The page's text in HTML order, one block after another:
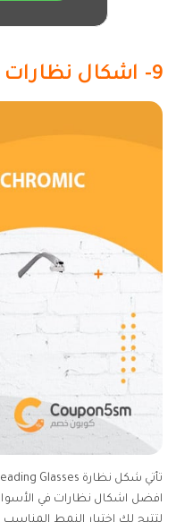
9- اشكال نظارات نظر MIRYEA
افضل اشكال نظارات في الأسواق